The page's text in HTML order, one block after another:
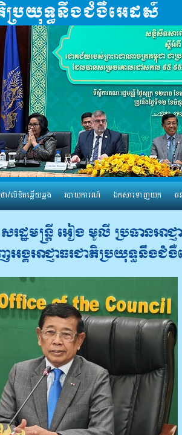
ា/លិខិតឆ្លើយឆ្លង របាយការណ៍ ឯកសារទាញយក ធ
រដ្ឋមន្រ្តី អៀង មូលី ប្រធានអ
អង្គអាជ្ញាធរជាតិប្រយុទ្ធនឹង